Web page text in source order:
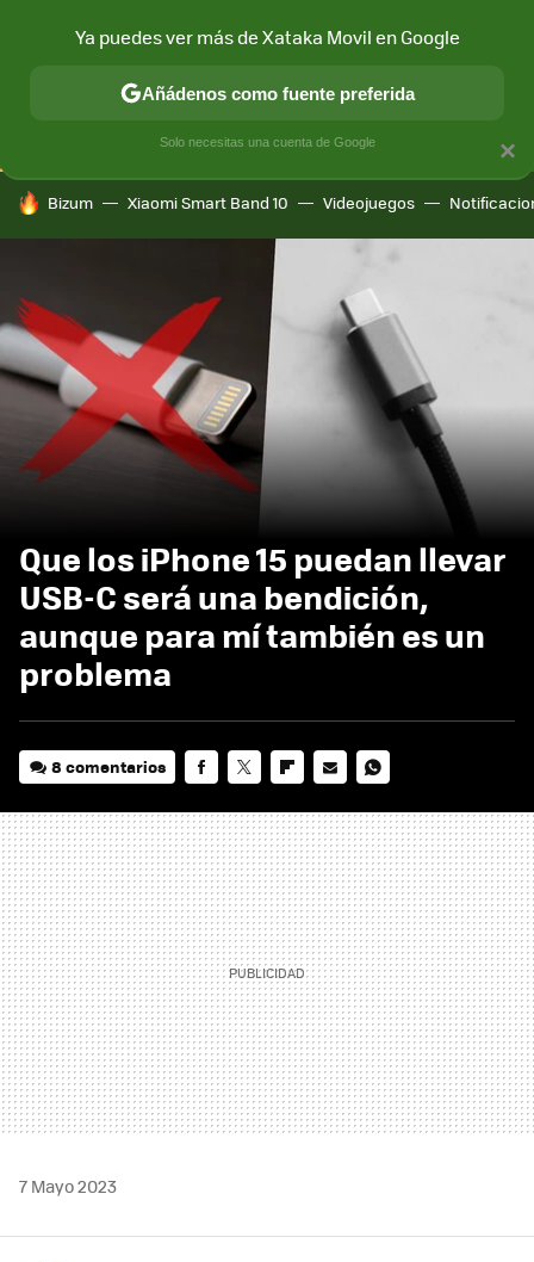
CONECTIVIDAD MÓVIL Y SOCIEDAD APLICACIONES
HOY SE HABLA DE
Bizum Xiaomi Smart Band 10 Videojuegos
Que los iPhone 15 puedan llevar
USB-C será una bendición,
aunque para mí también es un
problema
8 comentarios
MAIL
7 Mayo 2023
×
Ya puedes ver más de Xataka Movil en Google
Añádenos como fuente preferida
Solo necesitas una cuenta de Google